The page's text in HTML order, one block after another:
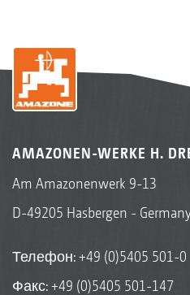
AMAZONEN-WERKE H.
Am Amazonenwerk 9-13
D-49205 Hasbergen -
Телефон:+49 (0)5405 501-0
Факс: +49 (0)5405 501-147